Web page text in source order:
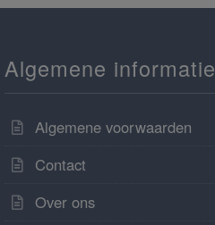
Algemene informatie
Algemene voorwaarden
Contact
Over ons